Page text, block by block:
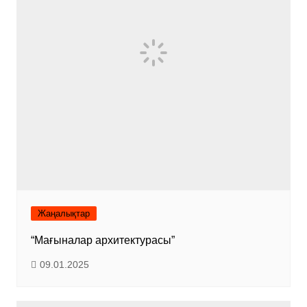
Жаңалықтар
“Мағыналар архитектурасы”
09.01.2025